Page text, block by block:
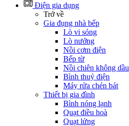
Điện gia dụng
Trở về
Gia đụng nhà bếp
Lò vi sóng
Lò nướng
Nồi cơm điện
Bếp từ
Nồi chiên không dầu
Bình thuỷ điện
Máy rửa chén bát
Thiết bị gia đình
Bình nóng lạnh
Quạt điều hoà
Quạt lửng